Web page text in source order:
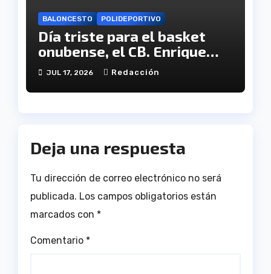
BALONCESTO POLIDEPORTIVO
Día triste para el basket
onubense, el CB. Enrique
Benítez cesa en su
actividad como club
JUL 17, 2026 Redacción
Deja una respuesta
Tu dirección de correo electrónico no será
publicada. Los campos obligatorios están
marcados con *
Comentario *